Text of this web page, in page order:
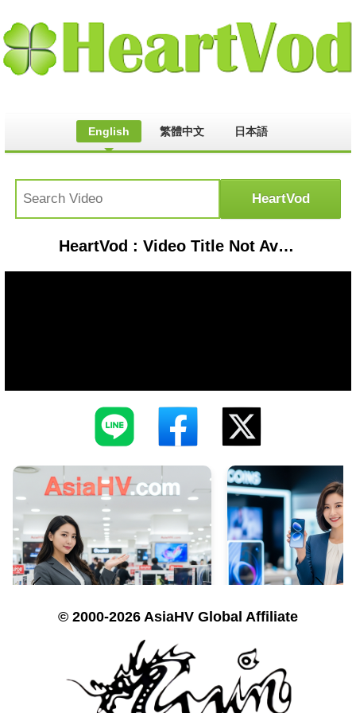
English 繁體中文 日本語
HeartVod : Video Title Not Available
© 2000-2026 AsiaHV Global Affiliate